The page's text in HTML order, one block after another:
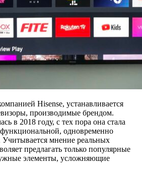
Hisense, устанавливается
производимые брендом.
в 2018 году, с тех пора она стала
одновременно
мнение реальных
предлагать только популярные
элементы, усложняющие